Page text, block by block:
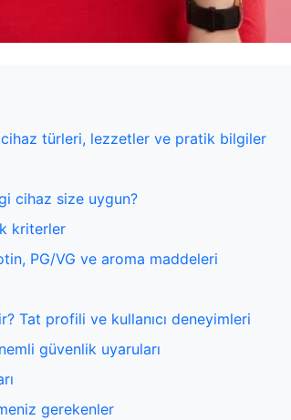
türleri, lezzetler ve pratik bilgiler
cihaz size uygun?
kriterler
PG/VG ve aroma maddeleri
Tat profili ve kullanıcı deneyimleri
güvenlik uyaruları
gerekenler